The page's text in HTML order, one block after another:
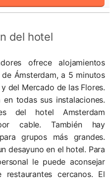
del hotel
ofrece alojamientos
Ámsterdam, a 5 minutos
del Mercado de las Flores.
todas sus instalaciones.
del hotel Amsterdam
cable. También hay
grupos más grandes.
desayuno en el hotel. Para
le puede aconsejar
cercanos. El